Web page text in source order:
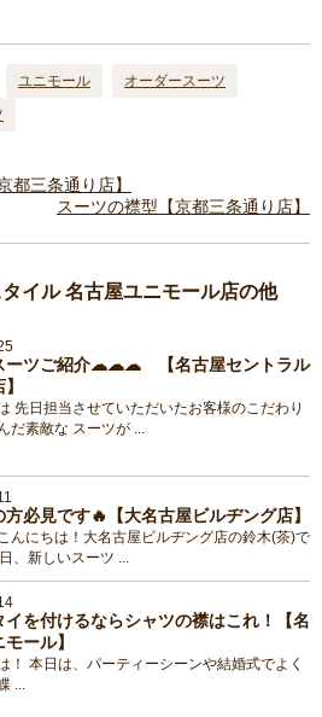
ユニモール
オーダースーツ
三条通り店】
スーツの襟型【京都三条通り店】
イル 名古屋ユニモール店の他
ーツご紹介☁☁☁ 【名古屋セントラル
先日担当させていただいたお客様のこだわり
だ素敵な スーツが ...
必見です🔥【大名古屋ビルヂング店】
んにちは！大名古屋ビルヂング店の鈴木(茶)で
、新しいスーツ ...
イを付けるならシャツの襟はこれ！【名
ール】
！ 本日は、パーティーシーンや結婚式でよく
...